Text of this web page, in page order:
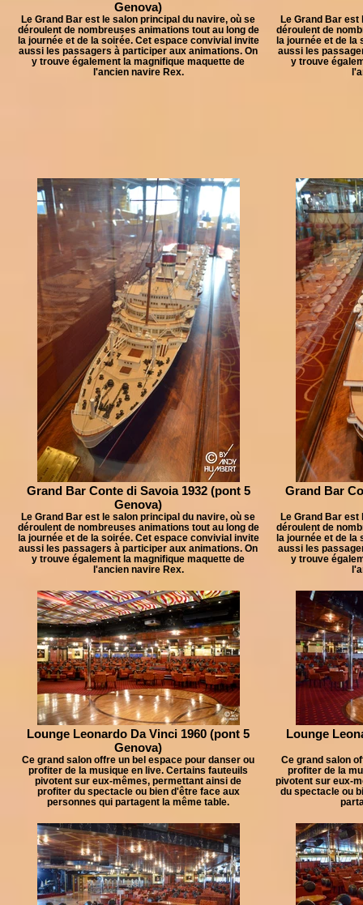
Genova)
Le Grand Bar est le salon principal du navire, où se
déroulent de nombreuses animations tout au long de
la journée et de la soirée. Cet espace convivial invite
aussi les passagers à participer aux animations. On
y trouve également la magnifique maquette de
l'ancien navire Rex.
Le Grand Bar est
déroulent de
la journée et de la
aussi les
y trouve
Grand Bar Conte di Savoia 1932 (pont 5
Genova)
Le Grand Bar est le salon principal du navire, où se
déroulent de nombreuses animations tout au long de
la journée et de la soirée. Cet espace convivial invite
aussi les passagers à participer aux animations. On
y trouve également la magnifique maquette de
l'ancien navire Rex.
Grand Bar
Le Grand Bar est
déroulent de
la journée et de la
aussi les
y trouve
Lounge Leonardo Da Vinci 1960 (pont 5
Genova)
Ce grand salon offre un bel espace pour danser ou
profiter de la musique en live. Certains fauteuils
pivotent sur eux-mêmes, permettant ainsi de
profiter du spectacle ou bien d'être face aux
personnes qui partagent la même table.
Lounge
Ce grand salon
profiter de la
pivotent sur eux-
du spectacle ou